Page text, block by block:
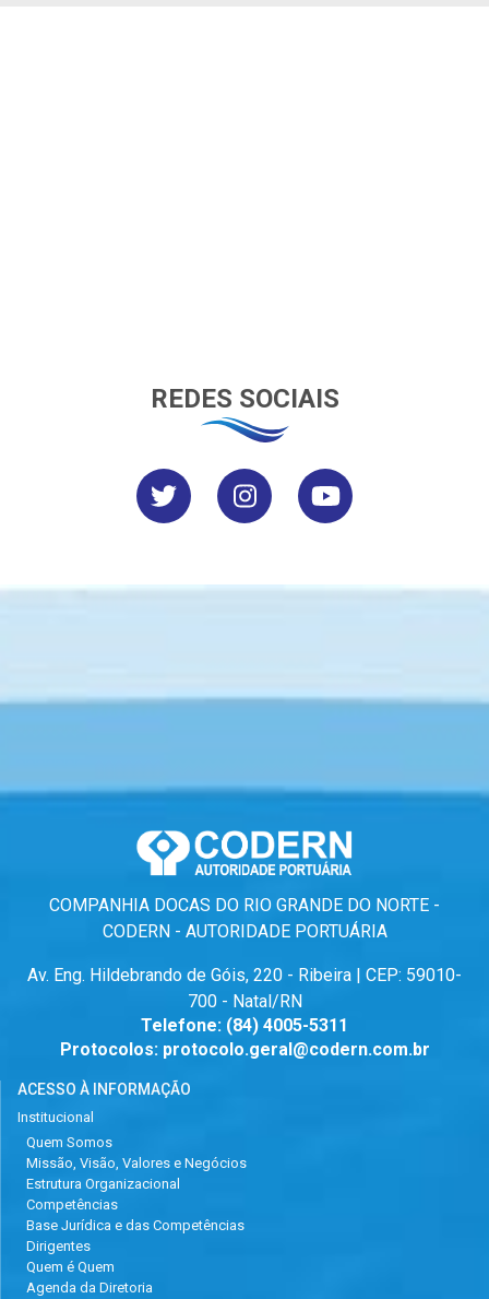
REDES SOCIAIS
COMPANHIA DOCAS DO RIO GRANDE DO NORTE -
CODERN - AUTORIDADE PORTUÁRIA
Av. Eng. Hildebrando de Góis, 220 - Ribeira | CEP: 59010-
700 - Natal/RN
Telefone: (84) 4005-5311
Protocolos: protocolo.geral@codern.com.br
ACESSO À INFORMAÇÃO
Institucional
Quem Somos
Missão, Visão, Valores e Negócios
Estrutura Organizacional
Competências
Base Jurídica e das Competências
Dirigentes
Quem é Quem
Agenda da Diretoria